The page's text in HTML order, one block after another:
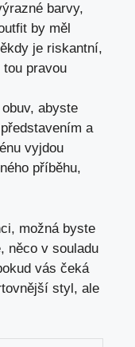
​barvy,
by měl
je riskantní,
⁤pravou
obuv, ‍abyste
a
vyjdou⁢
příběhu,
⁤možná byste
něco v souladu
vás čeká
styl, ale